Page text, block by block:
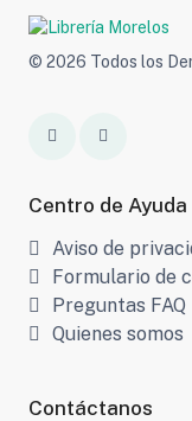
© 2026 Todos los
Centro de Ayuda
Aviso de
Formulario de
Preguntas FAQ
Quienes somos
Contáctanos